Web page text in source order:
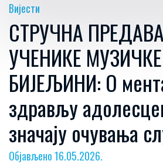
Вијести
СТРУЧНА
УЧЕНИКЕ
БИЈЕЉИНИ: О
здрављу
значају очувања
Објављено 16.05.2026.